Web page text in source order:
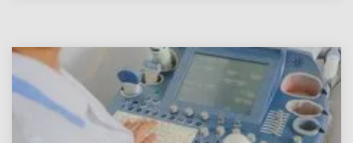
ma obowiązek stawić się trzykrotnie w ciągu 9 miesięcy.